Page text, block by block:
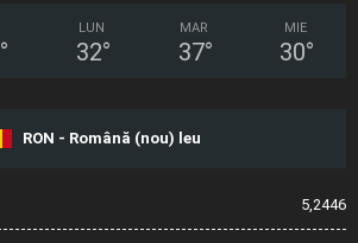
°
LUN
32°
MAR
37°
MIE
30°
RON - Română (nou) leu
5,2446